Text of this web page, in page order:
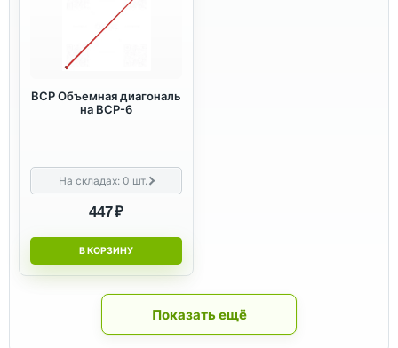
ВСР Объемная диагональ
на ВСР-6
На складах:0 шт.
447 ₽
В КОРЗИНУ
Показать ещё